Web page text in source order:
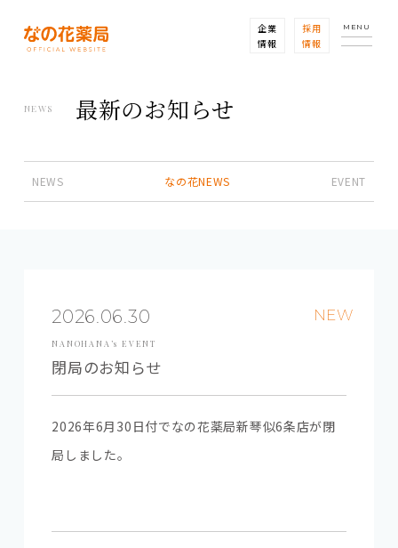
企業
情報
採用
情報
MENU
NEWS 最新のお知らせ
NEWS なの花NEWS EVENT
NEW
2026.06.30
NANOHANA’s EVENT
閉局のお知らせ
2026年6月30日付でなの花薬局新琴似6条店が閉
局しました。